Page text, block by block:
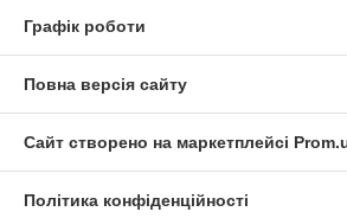
Графік роботи
Повна версія сайту
Сайт створено на маркетплейсі
Політика конфіденційності